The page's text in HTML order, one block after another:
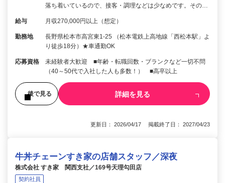
落ち着いているので、接客・調理などは少なめです。その…
給与 月収270,000円以上（想定）
勤務地
長野県松本市高宮東1-25 （松本電鉄上高地線「西松本駅」よ
り徒歩18分）★車通勤OK
応募資格
未経験者大歓迎 ■年齢・転職回数・ブランクなど一切不問
（40～50代で入社した人も多数！） ■高卒以上
後で見る 詳細を見る
更新日： 2026/04/17 掲載終了日： 2027/04/23
牛丼チェーンすき家の店舗スタッフ／深夜
株式会社 すき家 関西支社／169号天理勾田店
契約社員